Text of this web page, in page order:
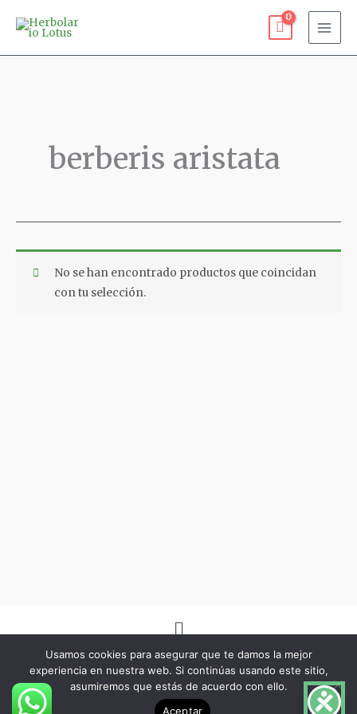
berberis aristata
No se han encontrado productos que coincidan
con tu selección.
Menú
Copyright © 2026 -Herbo Lotus- | Diseñado por BSG Spain
Usamos cookies para asegurar que te damos la mejor
experiencia en nuestra web. Si continúas usando este sitio,
asumiremos que estás de acuerdo con ello.
Aceptar